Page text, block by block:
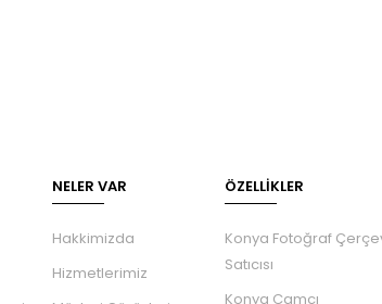
NELER VAR
Hakkimizda
Hizmetlerimiz
ÖZELLIKLER
Konya Fotoğraf
Satıcısı
Konya Camcı